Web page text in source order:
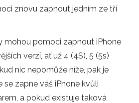
znovu zapnout jedním ze tří
mohou pomoci zapnout iPhone
verzí, ať už 4 (4S), 5 (5s)
nic nepomůže níže, pak je
se zapne váš iPhone kvůli
a pokud existuje taková